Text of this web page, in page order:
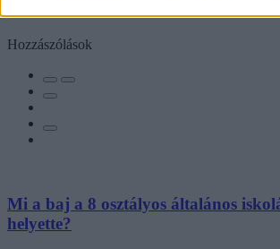
Hozzászólások
Mi a baj a 8 osztályos általános
helyette?